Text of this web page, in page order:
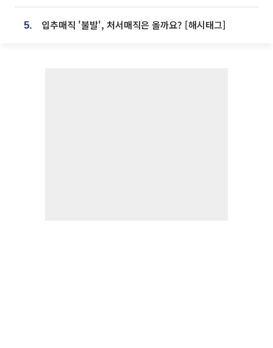
5. 입추매직 '불발', 처서매직은 올까요? [해시태그]